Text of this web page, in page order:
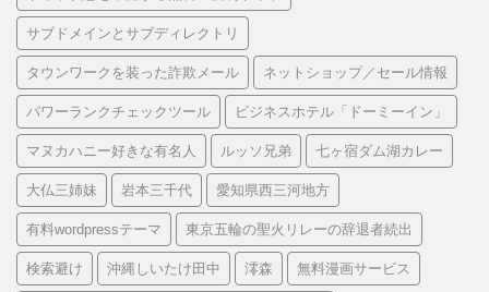
サブドメインとサブディレクトリ
タウンワークを装った詐欺メール ネットショップ／セール情報
パワーランクチェックツール ビジネスホテル「ドーミーイン」
マヌカハニー好きな有名人 ルッソ兄弟 七ヶ宿ダム湖カレー
大仏三姉妹 岩本三千代 愛知県西三河地方
有料wordpressテーマ 東京五輪の聖火リレーの辞退者続出
検索避け 沖縄しいたけ田中 澪森 無料漫画サービス